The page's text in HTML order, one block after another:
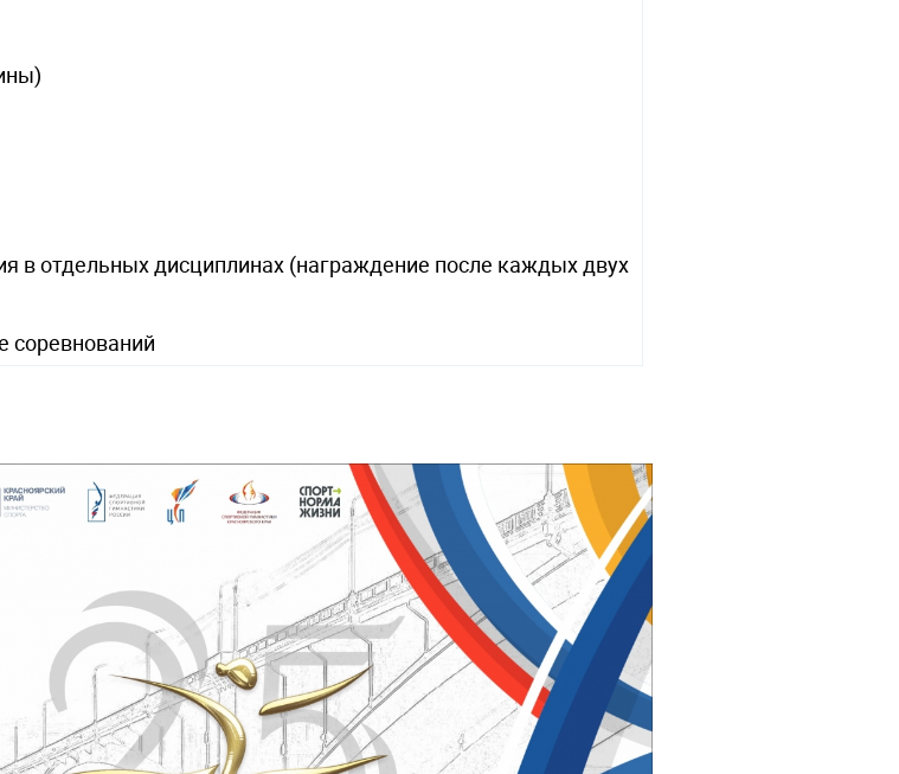
в отдельных дисциплинах (награждение после каждых двух